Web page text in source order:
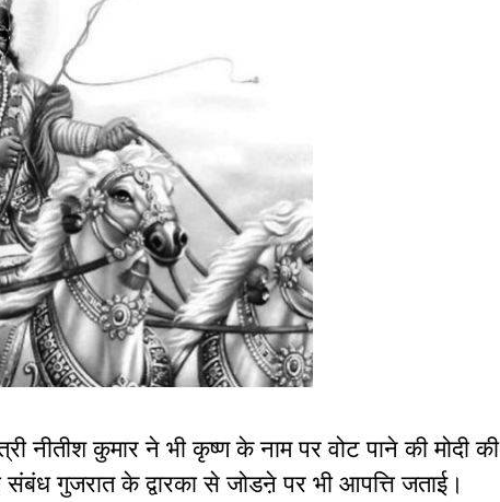
कुमार ने भी कृष्ण के नाम पर वोट पाने की मोदी की
गुजरात के द्वारका से जोडऩे पर भी आपत्ति जताई।